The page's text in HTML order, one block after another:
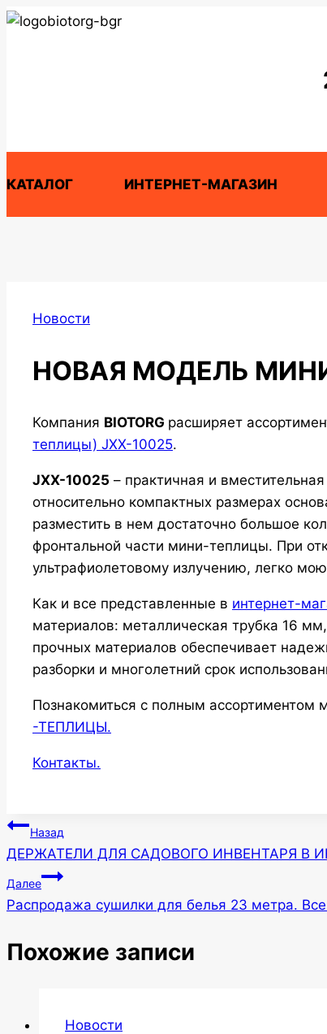
Перейти
КАТАЛОГ ИНТЕРНЕТ-МАГАЗИН
Новости
НОВАЯ МОДЕЛЬ
Компания BIOTORG расширяет
теплицы) JXX-10025.
JXX-10025 – практичная и
относительно компактных размерах
разместить в нем достаточно большое
фронтальной части мини-теплицы. При
ультрафиолетовому излучению, легко
Как и все представленные в интернет-
материалов: металлическая трубка 16
прочных материалов обеспечивает
разборки и многолетний срок
Познакомиться с полным
-ТЕПЛИЦЫ.
Контакты.
Навигация
по
записям
Назад
ДЕРЖАТЕЛИ ДЛЯ САДОВОГО ИНВЕНТАРЯ В
Далее
Распродажа сушилки для белья 23 метра.
Похожие записи
Новости